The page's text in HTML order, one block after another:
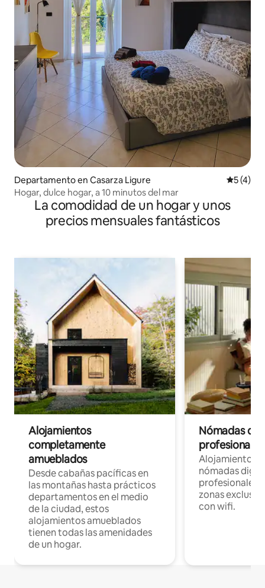
Departamento en Casarza Ligure
5 (4)
Hogar, dulce hogar, a 10 minutos del mar
La comodidad de un hogar y unos
precios mensuales fantásticos
Alojamientos
completamente
amueblados
Desde cabañas pacíficas en
las montañas hasta prácticos
departamentos en el medio
de la ciudad, estos
alojamientos amueblados
tienen todas las amenidades
de un hogar.
Nómadas
Alojamientos
nómadas
profesionales
zonas
con wifi.